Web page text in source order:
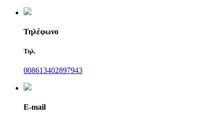
Τηλέφωνο
Τηλ.
008613402897943
E-mail